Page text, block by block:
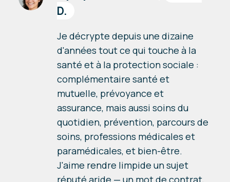
D.
Je décrypte depuis une dizaine
d'années tout ce qui touche à la
santé et à la protection sociale :
complémentaire santé et
mutuelle, prévoyance et
assurance, mais aussi soins du
quotidien, prévention, parcours de
soins, professions médicales et
paramédicales, et bien-être.
J'aime rendre limpide un sujet